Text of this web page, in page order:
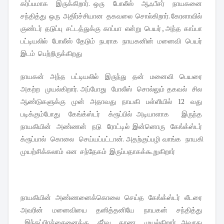
கர்ப்பமாக இருக்கிறார். ஒரு போலீஸ் ஆஃபீசர் நாயகனை
சந்தித்து ஒரு அதிர்ச்சியான தகவலை சொல்கிறார். கேரளாவில்
குண்டர் தடுப்பு சட்டத்துக்கு காப்பா என்று பெயர் , அந்த காப்பா
பட்டியலில் போலீஸ் தேடும் நபராக நாயகனின் மனைவி பெயர்
இடம் பெற்றிருக்கிறது
நாயகன் அந்த பட்டியலில் இருந்து தன் மனைவி பெயரை
அகற்ற முயல்கிறார். அப்போது போலீஸ் சொல்லும் தகவல் சில
ஆண்டுகளுக்கு முன் அதாவது நாயகி பள்ளியில் 12 வது
படிக்கும்போது கேங்க்ஸ்டர் க்ரூப்பில் அடியாளாக இருந்த
நாயகியின் அண்ணன் நடு ரோட்டில் இன்னொரு கேங்க்ஸ்டர்
க்ரூப்பால் கொலை செய்யப்பட்டான். அதற்குப்பழி வாங்க நாயகி
முயற்சிக்கலாம் என சந்தேகம் இருப்பதாகக்கூறுகிறார்
நாயகியின் அண்ணனைக்கொலை செய்த கேங்க்ஸ்டர் லீடரை
அவரின் மனைவியை தனித்தனியே நாயகன் சந்தித்து